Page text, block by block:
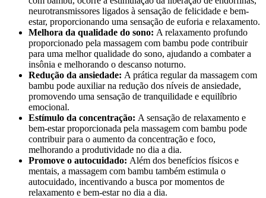
neurotransmissores ligados à sensação de felicidade e bem-
estar, proporcionando uma sensação de euforia e relaxamento.
Melhora da qualidade do sono: A relaxamento profundo
proporcionado pela massagem com bambu pode contribuir
para uma melhor qualidade do sono, ajudando a combater a
insônia e melhorando o descanso noturno.
Redução da ansiedade: A prática regular da massagem com
bambu pode auxiliar na redução dos níveis de ansiedade,
promovendo uma sensação de tranquilidade e equilíbrio
emocional.
Estímulo da concentração: A sensação de relaxamento e
bem-estar proporcionada pela massagem com bambu pode
contribuir para o aumento da concentração e foco,
melhorando a produtividade no dia a dia.
Promove o autocuidado: Além dos benefícios físicos e
mentais, a massagem com bambu também estimula o
autocuidado, incentivando a busca por momentos de
relaxamento e bem-estar no dia a dia.